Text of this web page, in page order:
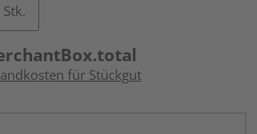
Stk.
für Stückgut